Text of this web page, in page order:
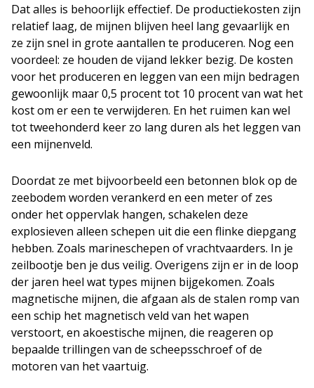
Dat alles is behoorlijk effectief. De productiekosten zijn
relatief laag, de mijnen blijven heel lang gevaarlijk en
ze zijn snel in grote aantallen te produceren. Nog een
voordeel: ze houden de vijand lekker bezig. De kosten
voor het produceren en leggen van een mijn bedragen
gewoonlijk maar 0,5 procent tot 10 procent van wat het
kost om er een te verwijderen. En het ruimen kan wel
tot tweehonderd keer zo lang duren als het leggen van
een mijnenveld.
Doordat ze met bijvoorbeeld een betonnen blok op de
zeebodem worden verankerd en een meter of zes
onder het oppervlak hangen, schakelen deze
explosieven alleen schepen uit die een flinke diepgang
hebben. Zoals marineschepen of vrachtvaarders. In je
zeilbootje ben je dus veilig. Overigens zijn er in de loop
der jaren heel wat types mijnen bijgekomen. Zoals
magnetische mijnen, die afgaan als de stalen romp van
een schip het magnetisch veld van het wapen
verstoort, en akoestische mijnen, die reageren op
bepaalde trillingen van de scheepsschroef of de
motoren van het vaartuig.